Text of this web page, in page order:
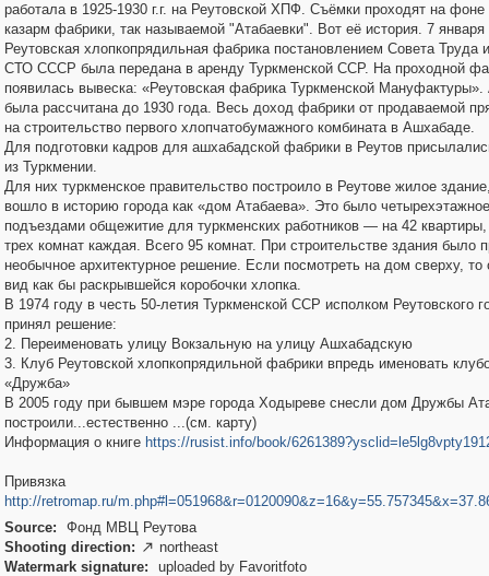
работала в 1925-1930 г.г. на Реутовской ХПФ. Съёмки проходят на фоне
казарм фабрики, так называемой "Атабаевки". Вот её история. 7 января
Реутовская хлопкопрядильная фабрика постановлением Совета Труда
СТО СССР была передана в аренду Туркменской ССР. На проходной
появилась вывеска: «Реутовская фабрика Туркменской Мануфактуры».
была рассчитана до 1930 года. Весь доход фабрики от продаваемой
на строительство первого хлопчатобумажного комбината в Ашхабаде.
Для подготовки кадров для ашхабадской фабрики в Реутов
из Туркмении.
Для них туркменское правительство построило в Реутове жилое
вошло в историю города как «дом Атабаева». Это было
подъездами общежитие для туркменских работников — на 42 квартиры,
трех комнат каждая. Всего 95 комнат. При строительстве здания было
необычное архитектурное решение. Если посмотреть на дом сверху, то
вид как бы раскрывшейся коробочки хлопка.
В 1974 году в честь 50-летия Туркменской ССР исполком Реутовского
принял решение:
2. Переименовать улицу Вокзальную на улицу Ашхабадскую
3. Клуб Реутовской хлопкопрядильной фабрики впредь именовать
«Дружба»
В 2005 году при бывшем мэре города Ходыреве снесли дом Дружбы
построили...естественно ...(см. карту)
Информация о книге https://rusist.info/book/
Привязка
http://retromap.ru/
Source:
Фонд МВЦ Реутова
Shooting direction:  northeast
Watermark signature:
uploaded by Favoritfoto